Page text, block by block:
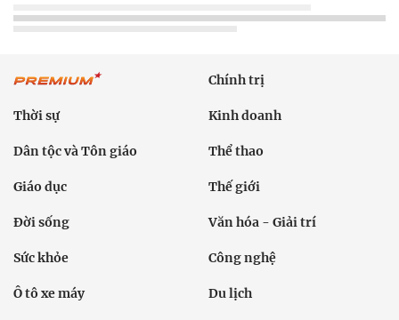
Chính trị
Thời sự Kinh doanh
Dân tộc và Tôn giáo Thể thao
Giáo dục Thế giới
Đời sống Văn hóa - Giải trí
Sức khỏe Công nghệ
Ô tô xe máy Du lịch